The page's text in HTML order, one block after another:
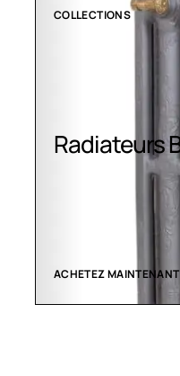
CLIMATISATION
VOIR LES CRÉATIONS